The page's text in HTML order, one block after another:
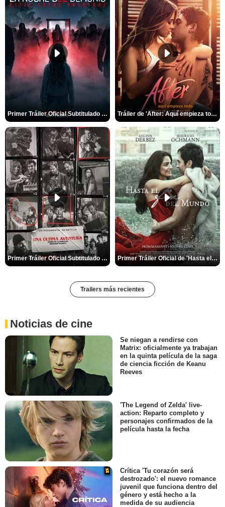
Primer Tráiler Oficial Subtitulado de 'La Noche Del Demonio: Están Entre Nosotros' Tráiler de 'After: Aquí empieza todo'
Primer Tráiler Oficial Subtitulado de 'Una última aventura: Detrás de cámaras de Stranger Things 5' Primer Tráiler Oficial de 'Hasta el fin del mundo'
Trailers más recientes
Noticias de cine
Se niegan a rendirse con
Matrix: oficialmente ya trabajan
en la quinta película de la saga
de ciencia ficción de Keanu
Reeves
'The Legend of Zelda' live-
action: Reparto completo y
personajes confirmados de la
película hasta la fecha
Crítica 'Tu corazón será
destrozado': el nuevo romance
juvenil que funciona dentro del
género y está hecho a la
medida de su audiencia